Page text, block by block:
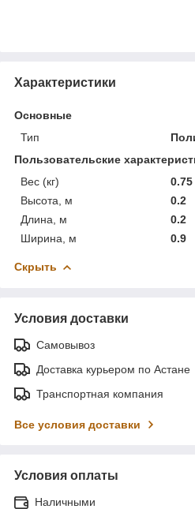
Характеристики
Основные
Тип
Пользовательские
Вес (кг)
0.75
Высота, м
0.2
Длина, м
0.2
Ширина, м
0.9
Скрыть
Условия доставки
Самовывоз
Доставка курьером по Астане
Транспортная компания
Все условия доставки
Условия оплаты
Наличными